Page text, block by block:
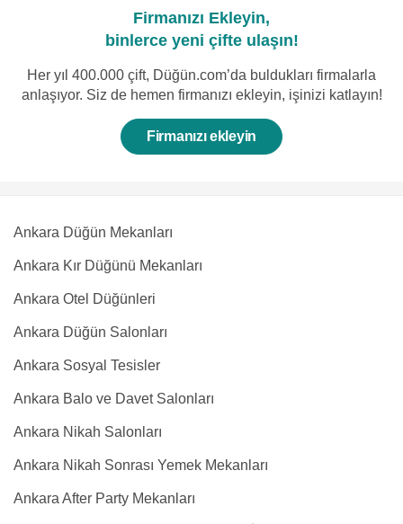
Firmanızı Ekleyin,
binlerce yeni çifte ulaşın!
Her yıl 400.000 çift, Düğün.com’da buldukları firmalarla
anlaşıyor. Siz de hemen firmanızı ekleyin, işinizi katlayın!
Firmanızı ekleyin
Ankara Düğün Mekanları
Ankara Kır Düğünü Mekanları
Ankara Otel Düğünleri
Ankara Düğün Salonları
Ankara Sosyal Tesisler
Ankara Balo ve Davet Salonları
Ankara Nikah Salonları
Ankara Nikah Sonrası Yemek Mekanları
Ankara After Party Mekanları